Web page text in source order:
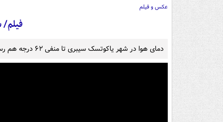
عکس و فیلم
دمای هوا در شهر یاکوتسک سیبری تا منفی ۶۲ درجه هم رسیده است.